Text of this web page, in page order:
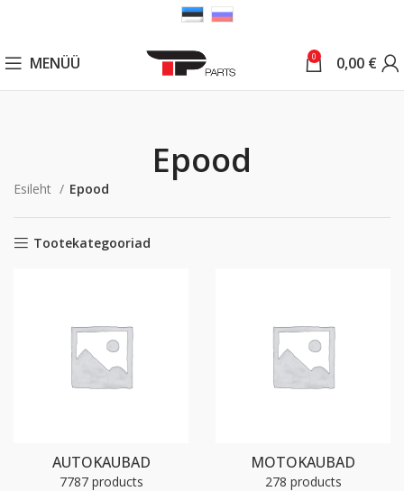
MENÜÜ 0 0,00 €
Epood
Esileht Epood
Tootekategooriad
AUTOKAUBAD
7787 products
MOTOKAUBAD
278 products